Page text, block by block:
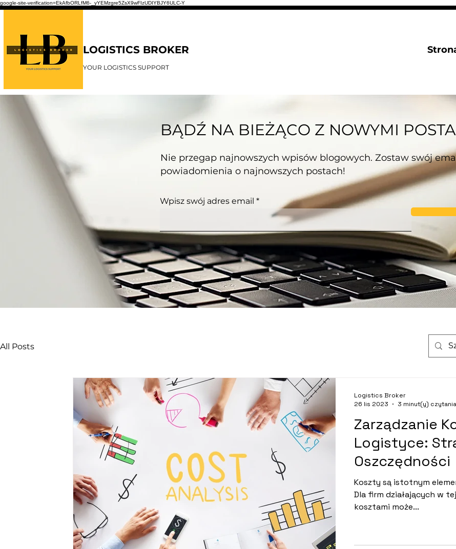
google-site-verification=EkAfbORLfM6-_yYEMzgre5ZsX9wFIzUDIYBJY6ULC-Y
LOGISTICS BROKER
YOUR LOGISTICS SUPPORT
BĄDŹ NA BIEŻĄCO Z NOWYMI
Nie przegap najnowszych wpisów blogowych. Zostaw swój
powiadomienia o najnowszych postach!
Wpisz swój adres email
All Posts
Zarządzanie
Logistyce:
Oszczędności
Koszty są istotnym
Dla firm działających w
kosztami może...
Logistics Broker
26 lis 2023
3 minut(y) czytania